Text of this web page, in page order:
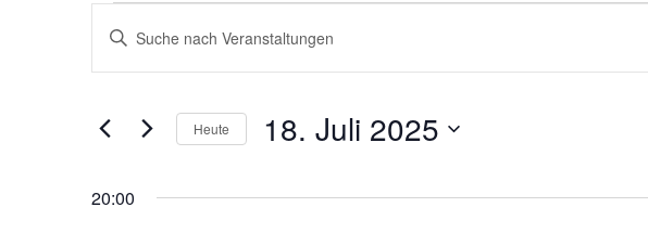
VERANSTALTUNGEN
SUCHE
UND
ANSICHTEN,
NAVIGATION
Bitte
Suche
Schlüsselwort.
Heute 18. Juli 2025
wählen.
20:00